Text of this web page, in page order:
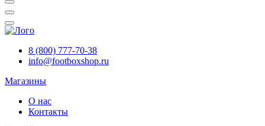
8 (800) 777-70-38
info@footboxshop.ru
Магазины
О нас
Контакты